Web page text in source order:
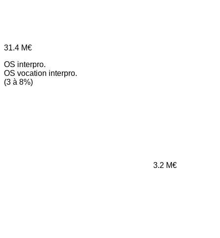
31.4 M€
OS interpro.
OS vocation interpro.
(3 à 8%)
3.2 M€